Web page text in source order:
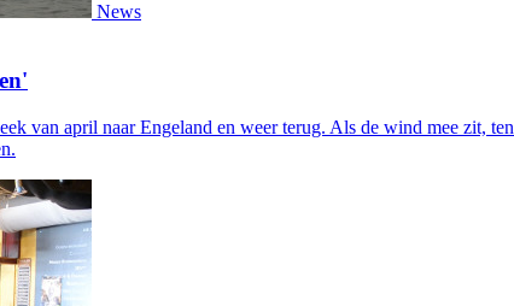
News
van april naar Engeland en weer terug. Als de wind mee zit,